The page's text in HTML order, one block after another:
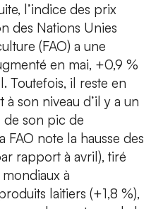
l’indice des prix
des Nations Unies
(FAO) a une
en mai, +0,9 %
Toutefois, il reste en
son niveau d’il y a un
de son pic de
FAO note la hausse des
rapport à avril), tiré
à
laitiers (+1,8 %),